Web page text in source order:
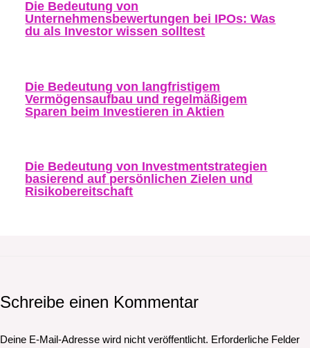
Die Bedeutung von
Unternehmensbewertungen bei IPOs: Was
du als Investor wissen solltest
Die Bedeutung von langfristigem
Vermögensaufbau und regelmäßigem
Sparen beim Investieren in Aktien
Die Bedeutung von Investmentstrategien
basierend auf persönlichen Zielen und
Risikobereitschaft
Schreibe einen Kommentar
Deine E-Mail-Adresse wird nicht veröffentlicht. Erforderliche Felder